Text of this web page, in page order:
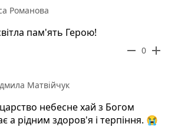
Романова
пам'ять Герою!
remove 0 add
Матвійчук
небесне хай з Богом
а рідним здоров'я і терпіння. 😭